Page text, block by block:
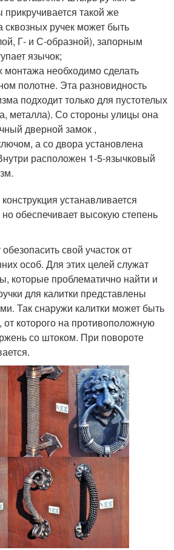
такой же
ручек может быть
Г- и С-образной), запорным
язычок;
необходимо сделать
полотне. Эта разновидность
подходит только для пустотелых
металла). Со стороны улицы она
дверной замок ,
а со двора установлена
расположен 1-5-язычковый
устанавливается
обеспечивает высокую степень
свой участок от
особ. Для этих целей служат
которые проблематично найти и
для калитки представлены
Так снаружи калитки может быть
от которого на противоположную
со штоком. При повороте